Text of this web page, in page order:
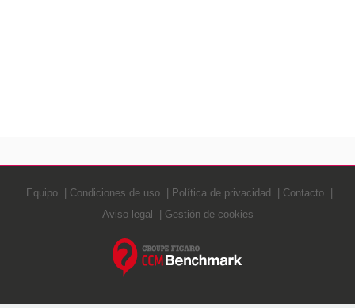
Equipo Condiciones de uso Política de privacidad
Contacto
Aviso legal
Gestión de cookies